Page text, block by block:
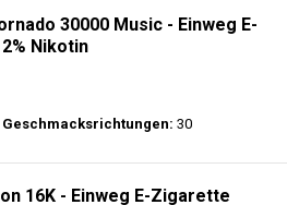
30000 Music - Einweg E-
Nikotin
30
16K - Einweg E-Zigarette